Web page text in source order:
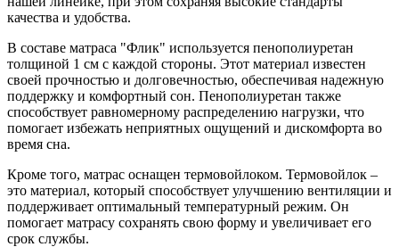
качества и удобства.
В составе матраса "Флик" используется пенополиуретан
толщиной 1 см с каждой стороны. Этот материал известен
своей прочностью и долговечностью, обеспечивая надежную
поддержку и комфортный сон. Пенополиуретан также
способствует равномерному распределению нагрузки, что
помогает избежать неприятных ощущений и дискомфорта во
время сна.
Кроме того, матрас оснащен термовойлоком. Термовойлок –
это материал, который способствует улучшению вентиляции и
поддерживает оптимальный температурный режим. Он
помогает матрасу сохранять свою форму и увеличивает его
срок службы.